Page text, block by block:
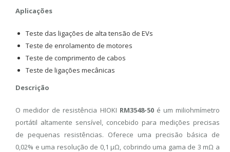
Aplicações
Teste das ligações de alta tensão de EVs
Teste de enrolamento de motores
Teste de comprimento de cabos
Teste de ligações mecânicas
Descrição
O medidor de resistência HIOKI RM3548-50é um miliohmímetro
portátil altamente sensível, concebido para medições precisas
de pequenas resistências. Oferece uma precisão básica de
0,02% e uma resolução de 0,1 μΩ, cobrindo uma gama de 3 mΩ a